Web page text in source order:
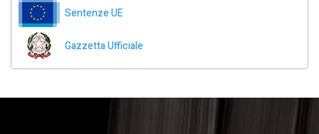
Sentenze UE
Gazzetta Ufficiale